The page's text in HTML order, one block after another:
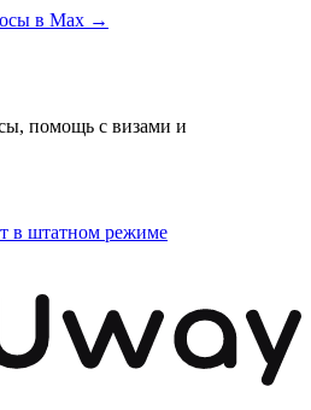
в Max →
помощь с визами и
в штатном режиме